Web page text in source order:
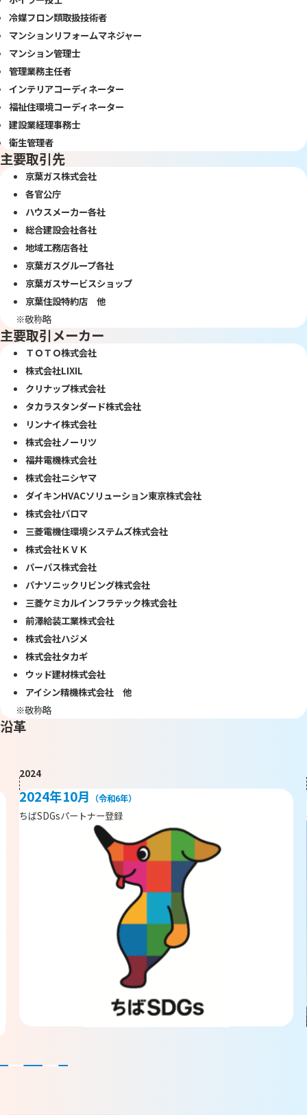
冷媒フロン類取扱技術者
マンションリフォームマネジャー
マンション管理士
管理業務主任者
インテリアコーディネーター
福祉住環境コーディネーター
建設業経理事務士
衛生管理者
主要取引先
京葉ガス株式会社
各官公庁
ハウスメーカー各社
総合建設会社各社
地域工務店各社
京葉ガスグループ各社
京葉ガスサービスショップ
京葉住設特約店 他
※敬称略
主要取引メーカー
ＴＯＴＯ株式会社
株式会社LIXIL
クリナップ株式会社
タカラスタンダード株式会社
リンナイ株式会社
株式会社ノーリツ
福井電機株式会社
株式会社ニシヤマ
ダイキンHVACソリューション東京株式会社
株式会社パロマ
三菱電機住環境システムズ株式会社
株式会社ＫＶＫ
パーパス株式会社
パナソニックリビング株式会社
三菱ケミカルインフラテック株式会社
前澤給装工業株式会社
株式会社ハジメ
株式会社タカギ
ウッド建材株式会社
アイシン精機株式会社 他
※敬称略
沿革
2024
2024年10月 （令和6年）
ちばSDGsパートナー登録